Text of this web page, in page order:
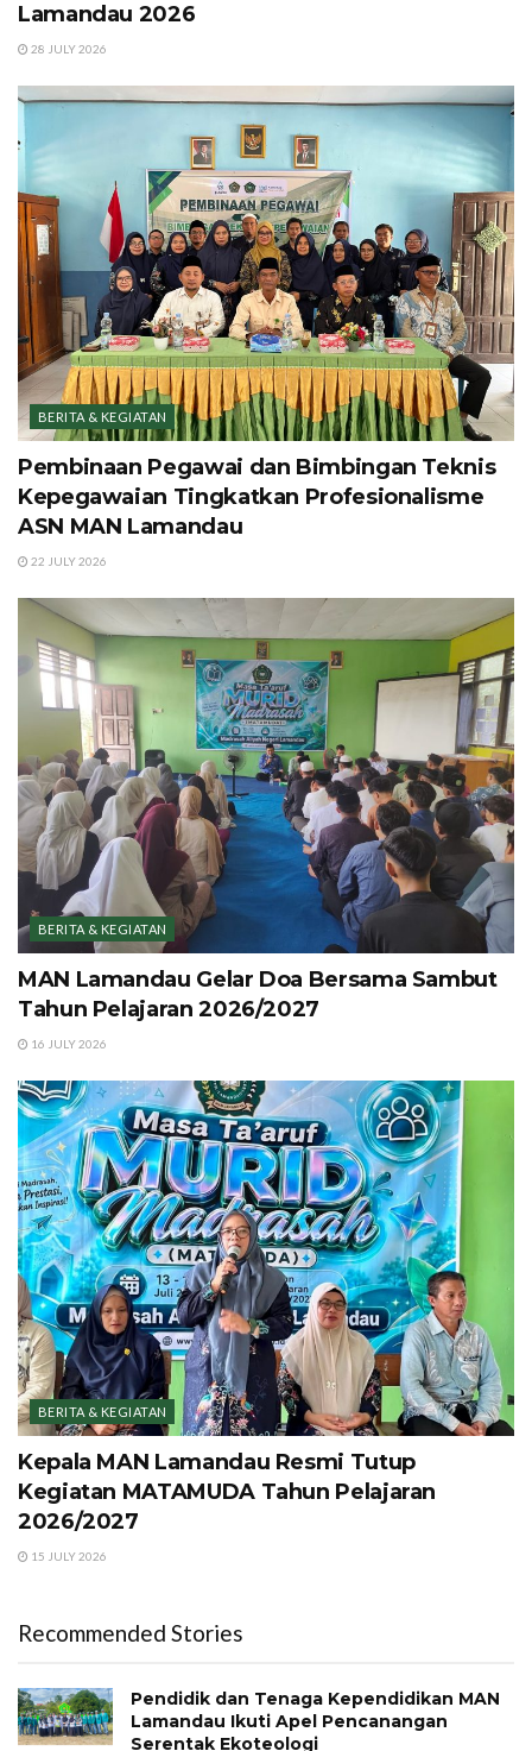
Lamandau 2026
28 JULY 2026
BERITA & KEGIATAN
Pembinaan Pegawai dan Bimbingan Teknis
Kepegawaian Tingkatkan Profesionalisme
ASN MAN Lamandau
22 JULY 2026
BERITA & KEGIATAN
MAN Lamandau Gelar Doa Bersama Sambut
Tahun Pelajaran 2026/2027
16 JULY 2026
BERITA & KEGIATAN
Kepala MAN Lamandau Resmi Tutup
Kegiatan MATAMUDA Tahun Pelajaran
2026/2027
15 JULY 2026
Recommended Stories
Pendidik dan Tenaga Kependidikan MAN
Lamandau Ikuti Apel Pencanangan
Serentak Ekoteologi